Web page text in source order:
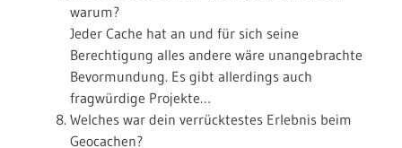
warum?
Jeder Cache hat an und für sich seine
Berechtigung alles andere wäre unangebrachte
Bevormundung. Es gibt allerdings auch
fragwürdige Projekte…
Welches war dein verrücktestes Erlebnis beim
Geocachen?